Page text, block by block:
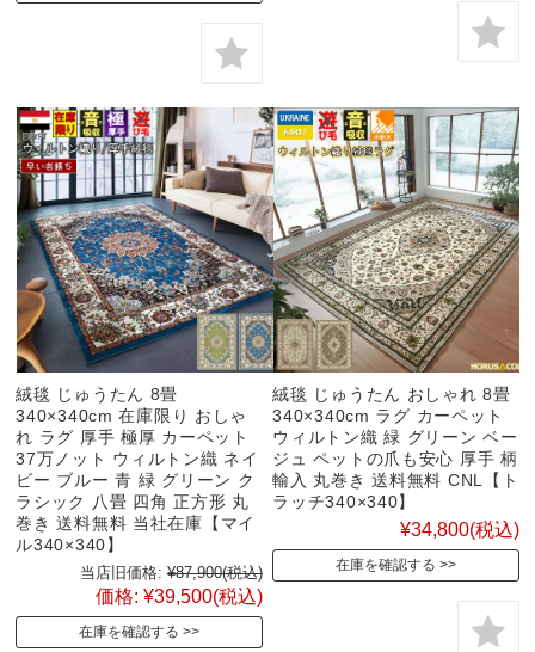
絨毯 じゅうたん 8畳
340×340cm 在庫限り おしゃ
れ ラグ 厚手 極厚 カーペット
37万ノット ウィルトン織 ネイ
ビー ブルー 青 緑 グリーン ク
ラシック 八畳 四角 正方形 丸
巻き 送料無料 当社在庫【マイ
ル340×340】
当店旧価格: ¥87,900(税込)
価格: ¥39,500(税込)
在庫を確認する
絨毯 じゅうたん おしゃれ 8畳
340×340cm ラグ カーペット
ウィルトン織 緑 グリーン ベー
ジュ ペットの爪も安心 厚手 柄
輸入 丸巻き 送料無料 CNL【ト
ラッチ340×340】
¥34,800(税込)
在庫を確認する